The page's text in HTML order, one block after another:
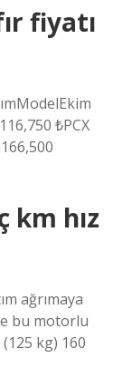
fiyatı
₺PCX
km hız
ağrımaya
bu motorlu
kg) 160